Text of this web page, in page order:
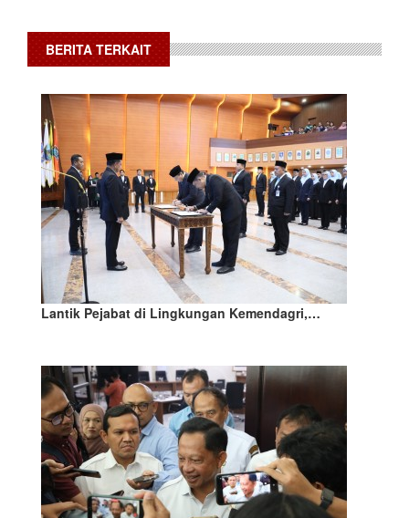
BERITA TERKAIT
Lantik Pejabat di Lingkungan Kemendagri,…